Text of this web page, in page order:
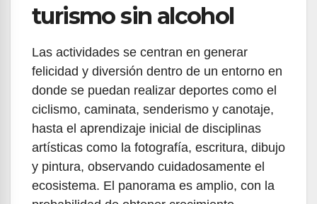
turismo sin alcohol
Las actividades se centran en generar
felicidad y diversión dentro de un entorno en
donde se puedan realizar deportes como el
ciclismo, caminata, senderismo y canotaje,
hasta el aprendizaje inicial de disciplinas
artísticas como la fotografía, escritura, dibujo
y pintura, observando cuidadosamente el
ecosistema. El panorama es amplio, con la